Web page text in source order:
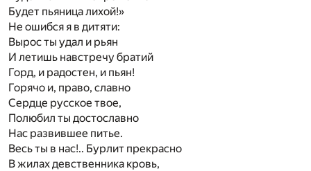
Будет пьяница лихой!»
Не ошибся я в дитяти:
Вырос ты удал и рьян
И летишь навстречу братий
Горд, и радостен, и пьян!
Горячо и, право, славно
Сердце русское твое,
Полюбил ты достославно
Нас развившее питье.
Весь ты в нас!.. Бурлит прекрасно
В жилах девственника кровь,